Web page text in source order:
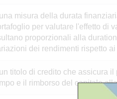
misura della durata
per valutare l'effetto di
proporzionali alla
dei rendimenti rispetto
titolo di credito che assicura
e il rimborso del capitale